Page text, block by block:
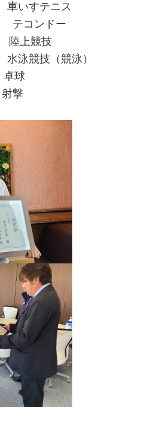
テニス
コンドー
競技
技（競泳）
球